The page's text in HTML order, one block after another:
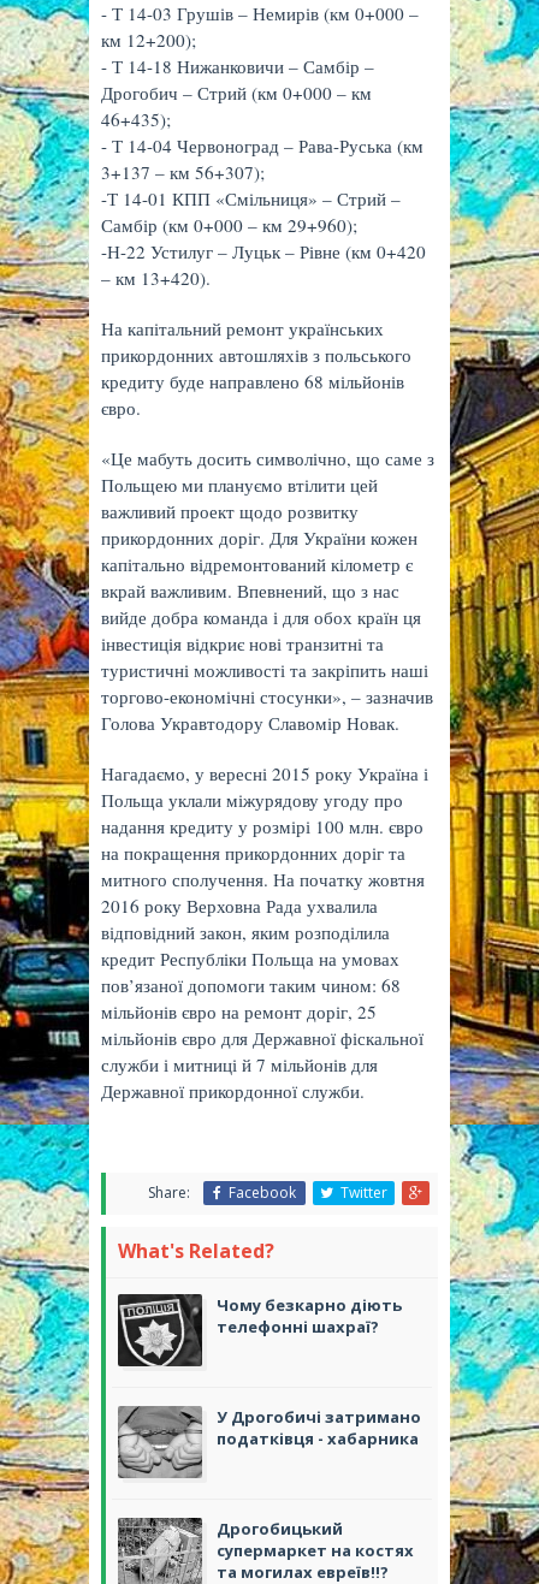
- Т 14-03 Грушів – Немирів (км 0+000 –
км 12+200);
- Т 14-18 Нижанковичи – Самбір –
Дрогобич – Стрий (км 0+000 – км
46+435);
- Т 14-04 Червоноград – Рава-Руська (км
3+137 – км 56+307);
-Т 14-01 КПП «Смільниця» – Стрий –
Самбір (км 0+000 – км 29+960);
-Н-22 Устилуг – Луцьк – Рівне (км 0+420
– км 13+420).
На капітальний ремонт українських
прикордонних автошляхів з польського
кредиту буде направлено 68 мільйонів
євро.
«Це мабуть досить символічно, що саме з
Польщею ми плануємо втілити цей
важливий проект щодо розвитку
прикордонних доріг. Для України кожен
капітально відремонтований кілометр є
вкрай важливим. Впевнений, що з нас
вийде добра команда і для обох країн ця
інвестиція відкриє нові транзитні та
туристичні можливості та закріпить наші
торгово-економічні стосунки», – зазначив
Голова Укравтодору Славомір Новак.
Нагадаємо, у вересні 2015 року Україна і
Польща уклали міжурядову угоду про
надання кредиту у розмірі 100 млн. євро
на покращення прикордонних доріг та
митного сполучення. На початку жовтня
2016 року Верховна Рада ухвалила
відповідний закон, яким розподілила
кредит Республіки Польща на умовах
пов’язаної допомоги таким чином: 68
мільйонів євро на ремонт доріг, 25
мільйонів євро для Державної фіскальної
служби і митниці й 7 мільйонів для
Державної прикордонної служби.
Share: Facebook Twitter
What's Related?
Чому безкарно діють
телефонні шахраї?
У Дрогобичі затримано
податківця - хабарника
Дрогобицький
супермаркет на костях
та могилах евреїв!!?